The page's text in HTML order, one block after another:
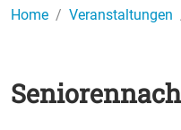
Home Veranstaltungen